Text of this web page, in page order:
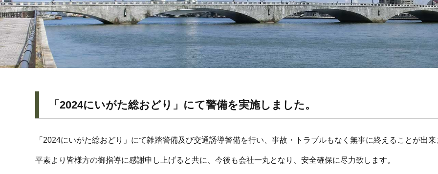
「2024にいがた総おどり」にて警備を実施しました。
「2024にいがた総おどり」にて雑踏警備及び交通誘導警備を行い、事故・トラブルもなく無事に終えることが出
平素より皆様方の御指導に感謝申し上げると共に、今後も会社一丸となり、安全確保に尽力致します。